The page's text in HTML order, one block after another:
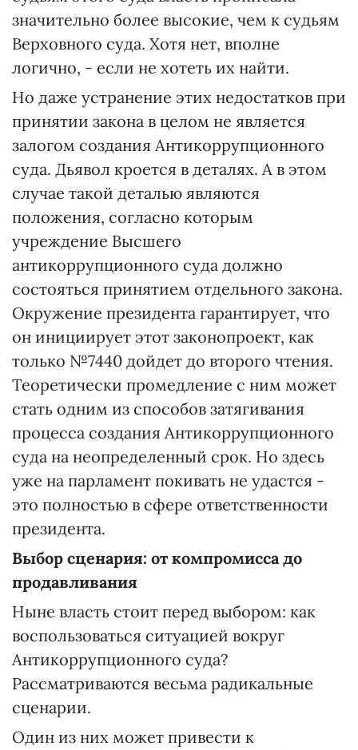
значительно более высокие, чем к судьям
Верховного суда. Хотя нет, вполне
логично, - если не хотеть их найти.
Но даже устранение этих недостатков при
принятии закона в целом не является
залогом создания Антикоррупционного
суда. Дьявол кроется в деталях. А в этом
случае такой деталью являются
положения, согласно которым
учреждение Высшего
антикоррупционного суда должно
состояться принятием отдельного закона.
Окружение президента гарантирует, что
он инициирует этот законопроект, как
только №7440 дойдет до второго чтения.
Теоретически промедление с ним может
стать одним из способов затягивания
процесса создания Антикоррупционного
суда на неопределенный срок. Но здесь
уже на парламент покивать не удастся -
это полностью в сфере ответственности
президента.
Выбор сценария: от компромисса до
продавливания
Ныне власть стоит перед выбором: как
воспользоваться ситуацией вокруг
Антикоррупционного суда?
Рассматриваются весьма радикальные
сценарии.
Один из них может привести к